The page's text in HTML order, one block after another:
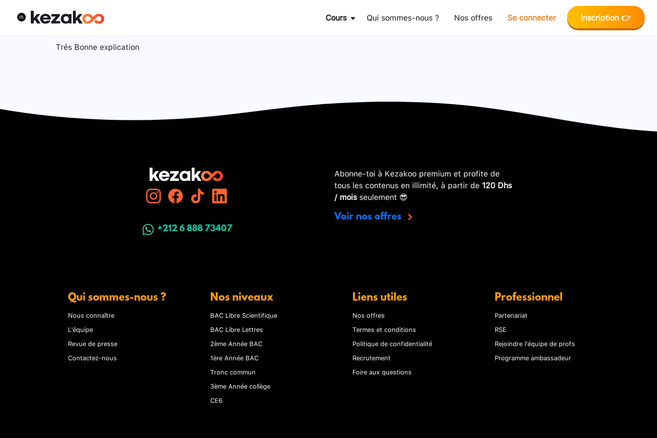
Cours Qui sommes-nous ? Nos offres Se connecter Inscription 👉
Trés Bonne explication
+212 6 888 73407
Abonne-toi à Kezakoo premium et profite de
tous les contenus en illimité, à partir de 120 Dhs
/ moisseulement 😎
Voir nos offres
Qui sommes-nous ?
Nous connaître
L'équipe
Revue de presse
Contactez-nous
Nos niveaux
BAC Libre Scientifique
BAC Libre Lettres
2ème Année BAC
1ère Année BAC
Tronc commun
3ème Année collège
CE6
Liens utiles
Nos offres
Termes et conditions
Politique de confidentialité
Recrutement
Foire aux questions
Professionnel
Partenariat
RSE
Rejoindre l'équipe de profs
Programme ambassadeur